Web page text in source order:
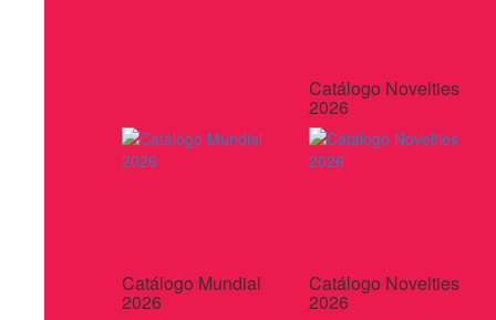
Catálogo Novelties
2026
Catálogo Mundial
2026
Catálogo Novelties
2026